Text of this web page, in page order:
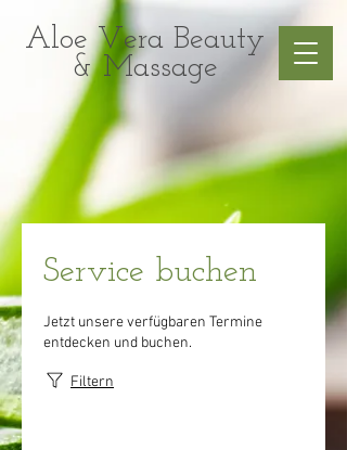
Aloe Vera Beauty
& Massage
Service buchen
Jetzt unsere verfügbaren Termine
entdecken und buchen.
Filtern